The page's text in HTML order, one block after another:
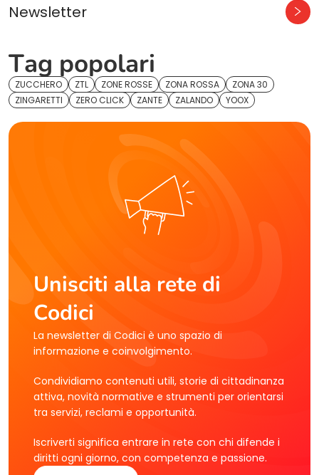
Newsletter
Tag popolari
ZUCCHERO ZTL ZONE ROSSE ZONA ROSSA
ZONA 30
ZINGARETTI
ZERO CLICK ZANTE ZALANDO YOOX
Unisciti alla rete di
Codici
La newsletter di Codici è uno spazio di
informazione e coinvolgimento.
Condividiamo contenuti utili, storie di cittadinanza
attiva, novità normative e strumenti per orientarsi
tra servizi, reclami e opportunità.
Iscriverti significa entrare in rete con chi difende i
diritti ogni giorno, con competenza e passione.